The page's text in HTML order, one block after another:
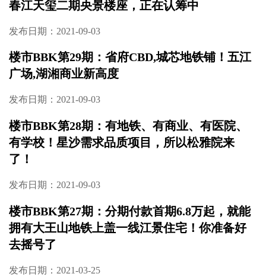
竟！
发布日期：2021-09-03
楼市BBK第31期：砂子塘小学，精装9字头！这
样的项目简直太诱人！
发布日期：2021-09-03
楼市BBK第30期：三开三罄，红盘返场，龙湖
春江天玺二期央景楼座，正在认筹中
广场,湖湘商业新高度
发布日期：2021-09-03
楼市BBK第28期：有地铁、有商业、有医院、